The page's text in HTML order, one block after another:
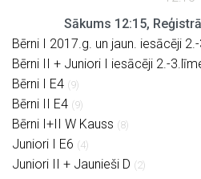
Sākums 12:15,
Bērni I 2017.g. un jaun. iesācēji
Bērni II + Juniori I iesācēji 2.-
Bērni I E4 (9)
Bērni II E4 (9)
Bērni I+II W Kauss (8)
Juniori I E6 (4)
Juniori II + Jaunieši D (2)